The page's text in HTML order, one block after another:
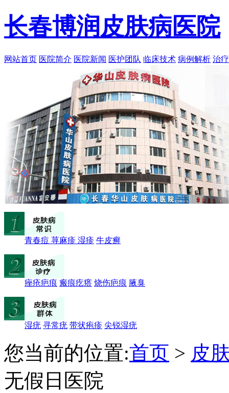
长春博润皮肤病医院
网站首页 医院简介 医院新闻 医护团队 临床技术 病例解析 治
青春痘 荨麻疹 湿疹 牛皮癣
痤疮疤痕 瘢痕疙瘩 烧伤疤痕 腋臭
湿疣 寻常疣 带状疱疹 尖锐湿疣
您当前的位置:首页 > 皮
无假日医院